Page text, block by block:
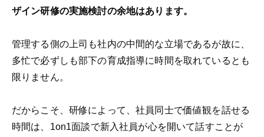
ザイン研修の実施検討の余地はあります。
管理する側の上司も社内の中間的な立場であるが故に、
多忙で必ずしも部下の育成指導に時間を取れているとも
限りません。
だからこそ、研修によって、社員同士で価値観を話せる
時間は、1on1面談で新入社員が心を開いて話すことが